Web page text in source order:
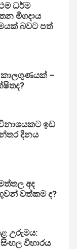
ධර්ම
මිගදාය
බවට පත්
කාලගුණයක් –
ඉඩ
දිනය
අද
වත්කම ද?
උරුමය:
විහාරය